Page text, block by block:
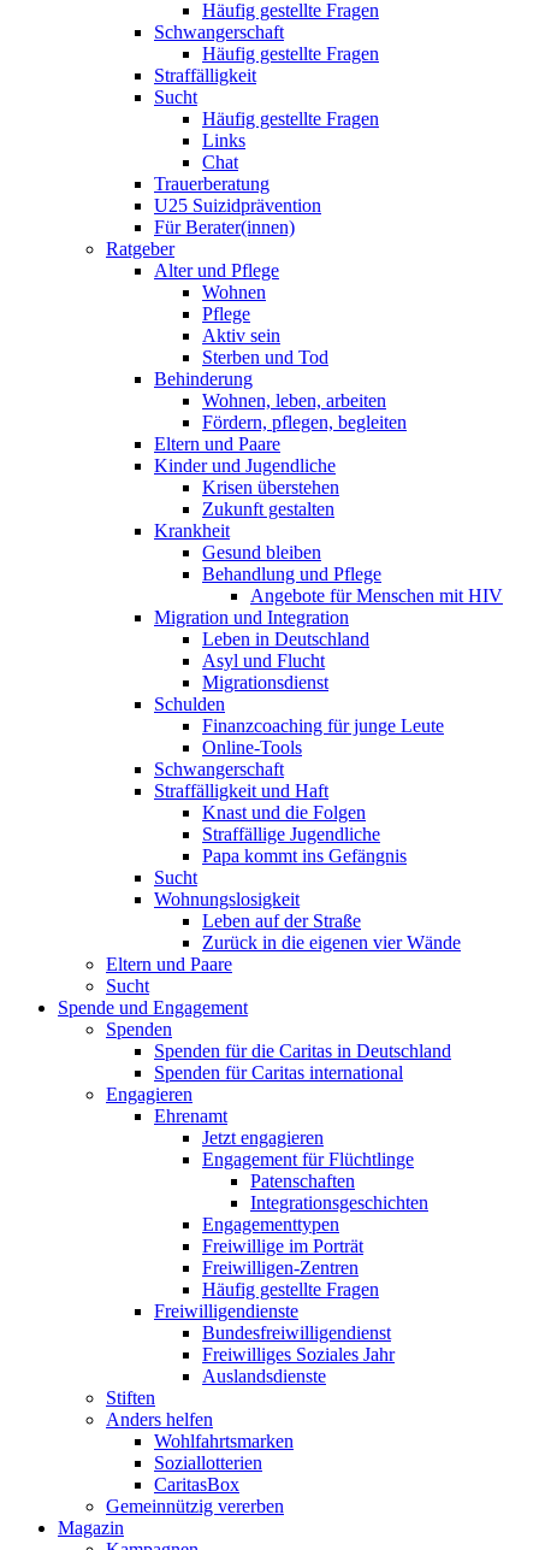
Häufig gestellte Fragen
Schwangerschaft
Häufig gestellte Fragen
Straffälligkeit
Sucht
Häufig gestellte Fragen
Links
Chat
Trauerberatung
U25 Suizidprävention
Für Berater(innen)
Ratgeber
Alter und Pflege
Wohnen
Pflege
Aktiv sein
Sterben und Tod
Behinderung
Wohnen, leben, arbeiten
Fördern, pflegen, begleiten
Eltern und Paare
Kinder und Jugendliche
Krisen überstehen
Zukunft gestalten
Krankheit
Gesund bleiben
Behandlung und Pflege
Angebote für Menschen mit HIV
Migration und Integration
Leben in Deutschland
Asyl und Flucht
Migrationsdienst
Schulden
Finanzcoaching für junge Leute
Online-Tools
Schwangerschaft
Straffälligkeit und Haft
Knast und die Folgen
Straffällige Jugendliche
Papa kommt ins Gefängnis
Sucht
Wohnungslosigkeit
Leben auf der Straße
Zurück in die eigenen vier Wände
Eltern und Paare
Sucht
Spende und Engagement
Spenden
Spenden für die Caritas in Deutschland
Spenden für Caritas international
Engagieren
Ehrenamt
Jetzt engagieren
Engagement für Flüchtlinge
Patenschaften
Integrationsgeschichten
Engagementtypen
Freiwillige im Porträt
Freiwilligen-Zentren
Häufig gestellte Fragen
Freiwilligendienste
Bundesfreiwilligendienst
Freiwilliges Soziales Jahr
Auslandsdienste
Stiften
Anders helfen
Wohlfahrtsmarken
Soziallotterien
CaritasBox
Gemeinnützig vererben
Magazin